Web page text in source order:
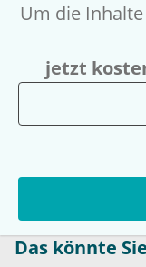
Um die
jetzt
Das könnte